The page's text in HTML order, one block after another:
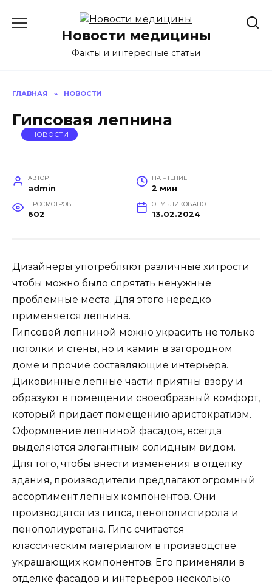
содержаниюНовости медицины
Факты и интересные статьи
ГЛАВНАЯ » НОВОСТИ
Гипсовая лепнина
НОВОСТИ
АВТОР
admin
НА ЧТЕНИЕ
2 мин
ПРОСМОТРОВ
602
ОПУБЛИКОВАНО
13.02.2024
Дизайнеры употребляют различные хитрости
чтобы можно было спрятать ненужные
проблемные места. Для этого нередко
применяется лепнина.
Гипсовой лепниной можно украсить не только
потолки и стены, но и камин в загородном
доме и прочие составляющие интерьера.
Диковинные лепные части приятны взору и
образуют в помещении своеобразный комфорт,
который придает помещению аристократизм.
Оформление лепниной фасадов, всегда
выделяются элегантным солидным видом.
Для того, чтобы внести изменения в отделку
здания, производители предлагают огромный
ассортимент лепных компонентов. Они
производятся из гипса, пенополистирола и
пенополиуретана. Гипс считается
классическим материалом в производстве
украшающих компонентов. Его применяли в
отделке фасадов и интерьеров несколько